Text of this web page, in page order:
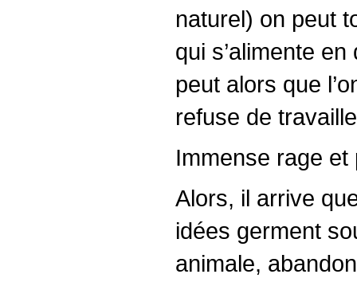
naturel) on peut
qui s’alimente
peut alors que
refuse de
Immense rage
Alors, il arrive
idées germent
animale,